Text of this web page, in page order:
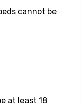
cannot be
at least 18